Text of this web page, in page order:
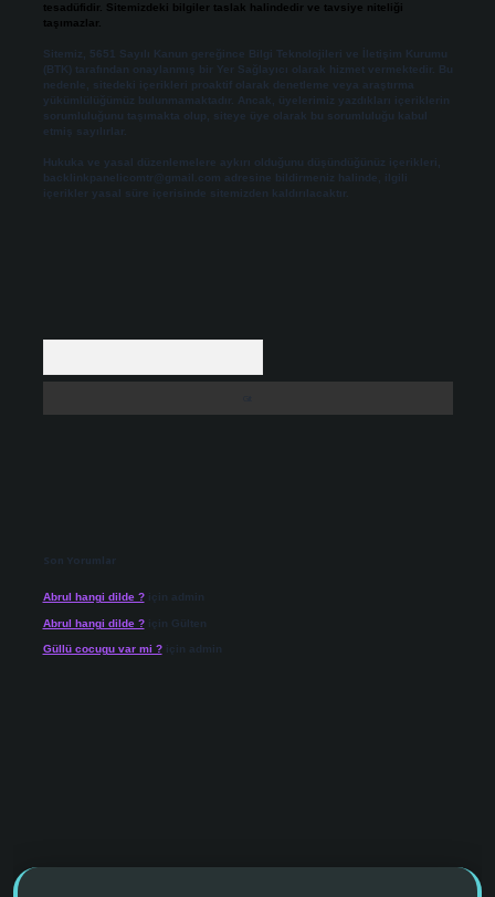
tesadüfidir. Sitemizdeki bilgiler taslak halindedir ve tavsiye niteliği
taşımazlar.
Sitemiz, 5651 Sayılı Kanun gereğince Bilgi Teknolojileri ve İletişim Kurumu
(BTK) tarafından onaylanmış bir Yer Sağlayıcı olarak hizmet vermektedir. Bu
nedenle, sitedeki içerikleri proaktif olarak denetleme veya araştırma
yükümlülüğümüz bulunmamaktadır. Ancak, üyelerimiz yazdıkları içeriklerin
sorumluluğunu taşımakta olup, siteye üye olarak bu sorumluluğu kabul
etmiş sayılırlar.
Hukuka ve yasal düzenlemelere aykırı olduğunu düşündüğünüz içerikleri,
backlinkpanelicomtr@gmail.com adresine bildirmeniz halinde, ilgili
içerikler yasal süre içerisinde sitemizden kaldırılacaktır.
Son Yorumlar
Abrul hangi dilde ?için admin
Abrul hangi dilde ?için Gülten
Güllü cocugu var mi ?için admin